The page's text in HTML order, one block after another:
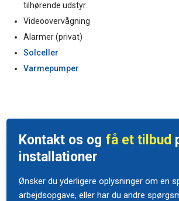
tilhørende udstyr.
Videoovervågning
Alarmer (privat)
Solceller
Varmepumper​
Kontakt os og få et tilbud
installationer
Ønsker du yderligere oplysninger om en
arbejdsopgave, eller har du andre